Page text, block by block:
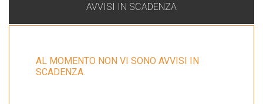
AVVISI IN SCADENZA
AL MOMENTO NON VI SONO AVVISI IN
SCADENZA.